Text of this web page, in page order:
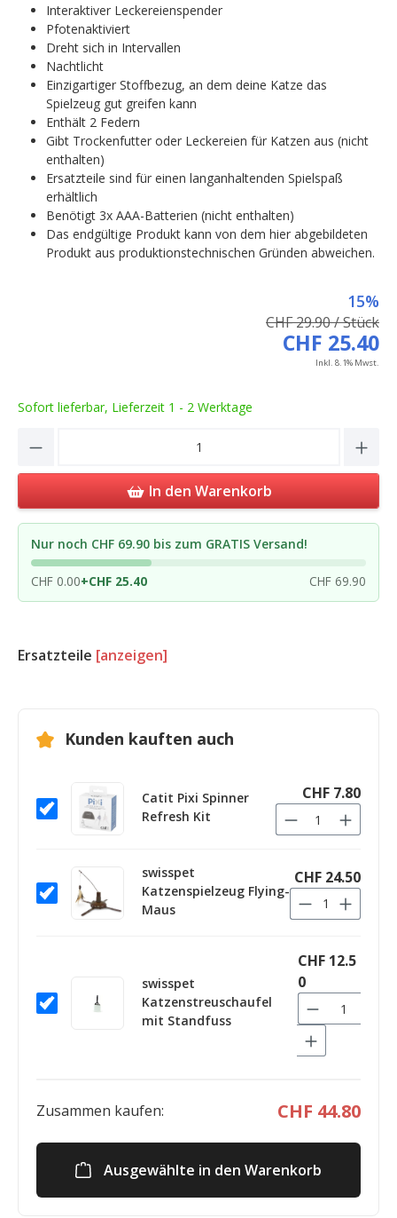
Interaktiver Leckereienspender
Pfotenaktiviert
Dreht sich in Intervallen
Nachtlicht
Einzigartiger Stoffbezug, an dem deine Katze das
Spielzeug gut greifen kann
Enthält 2 Federn
Gibt Trockenfutter oder Leckereien für Katzen aus (nicht
enthalten)
Ersatzteile sind für einen langanhaltenden Spielspaß
erhältlich
Benötigt 3x AAA-Batterien (nicht enthalten)
Das endgültige Produkt kann von dem hier abgebildeten
Produkt aus produktionstechnischen Gründen abweichen.
15%
CHF 29.90 / Stück
CHF 25.40
Inkl. 8.1% Mwst.
Sofort lieferbar, Lieferzeit 1 - 2 Werktage
Product Quantity: Enter the desired
In den Warenkorb
Nur noch CHF 69.90 bis zum GRATIS Versand!
CHF 0.00+CHF 25.40 CHF 69.90
Ersatzteile [anzeigen]
Kunden kauften auch
Catit Pixi Spinner
Refresh Kit
CHF 7.80
swisspet
Katzenspielzeug Flying-
Maus
CHF 24.50
swisspet
Katzenstreuschaufel
mit Standfuss
CHF 12.5
0
Zusammen kaufen: CHF 44.80
Ausgewählte in den Warenkorb